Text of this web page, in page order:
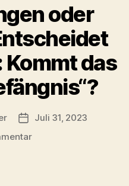
oder
Kommt das
Beitragsdatum
Juli 31, 2023
zu